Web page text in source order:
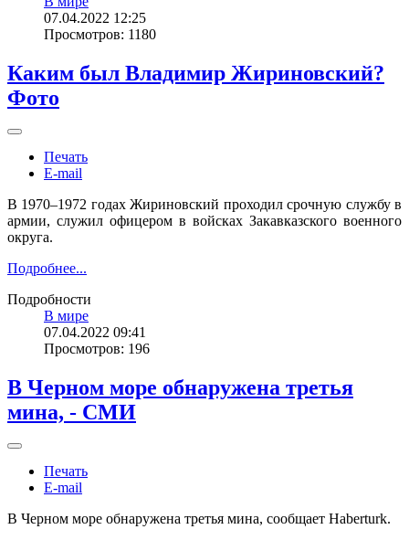
07.04.2022 12:25
Просмотров: 1180
Каким был Владимир Жириновский?
Фото
Печать
E-mail
В 1970–1972 годах Жириновский проходил срочную службу в
армии, служил офицером в войсках Закавказского военного
округа.
Подробнее...
Подробности
В мире
07.04.2022 09:41
Просмотров: 196
В Черном море обнаружена третья
мина, - СМИ
Печать
E-mail
В Черном море обнаружена третья мина, сообщает Haberturk.